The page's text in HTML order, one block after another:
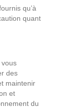
qu’à
quant
vous
des
maintenir
et
du